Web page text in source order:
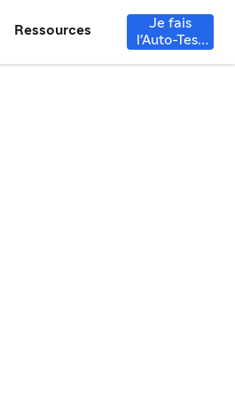
Ressources
Je fais
l'Auto-Test